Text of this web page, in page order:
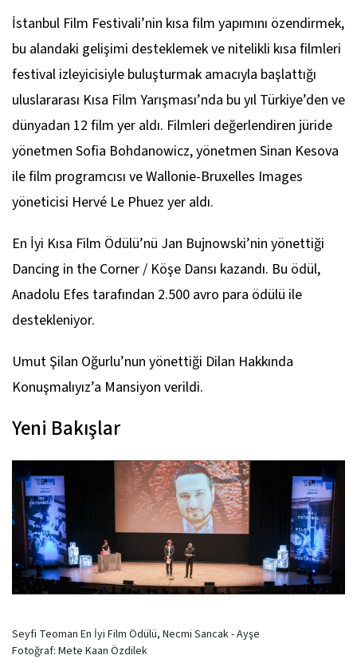
İstanbul Film Festivali’nin kısa film yapımını özendirmek,
bu alandaki gelişimi desteklemek ve nitelikli kısa filmleri
festival izleyicisiyle buluşturmak amacıyla başlattığı
uluslararası Kısa Film Yarışması’nda bu yıl Türkiye’den ve
dünyadan 12 film yer aldı. Filmleri değerlendiren jüride
yönetmen Sofia Bohdanowicz, yönetmen Sinan Kesova
ile film programcısı ve Wallonie-Bruxelles Images
yöneticisi Hervé Le Phuez yer aldı.
En İyi Kısa Film Ödülü’nü Jan Bujnowski’nin yönettiği
Dancing in the Corner / Köşe Dansı kazandı. Bu ödül,
Anadolu Efes tarafından 2.500 avro para ödülü ile
destekleniyor.
Umut Şilan Oğurlu’nun yönettiği Dilan Hakkında
Konuşmalıyız’a Mansiyon verildi.
Yeni Bakışlar
Seyfi Teoman En İyi Film Ödülü, Necmi Sancak -Ayşe
Fotoğraf: Mete Kaan Özdilek